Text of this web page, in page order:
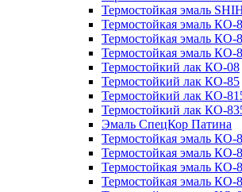
Термостойкая эмаль
Термостойкая эмаль КО-
Термостойкая эмаль КО-
Термостойкая эмаль КО-
Термостойкий лак КО-08
Термостойкий лак КО-85
Термостойкий лак КО-
Термостойкий лак КО-
Эмаль СпецКор Патина
Термостойкая эмаль КО-
Термостойкая эмаль КО-
Термостойкая эмаль КО-
Термостойкая эмаль КО-